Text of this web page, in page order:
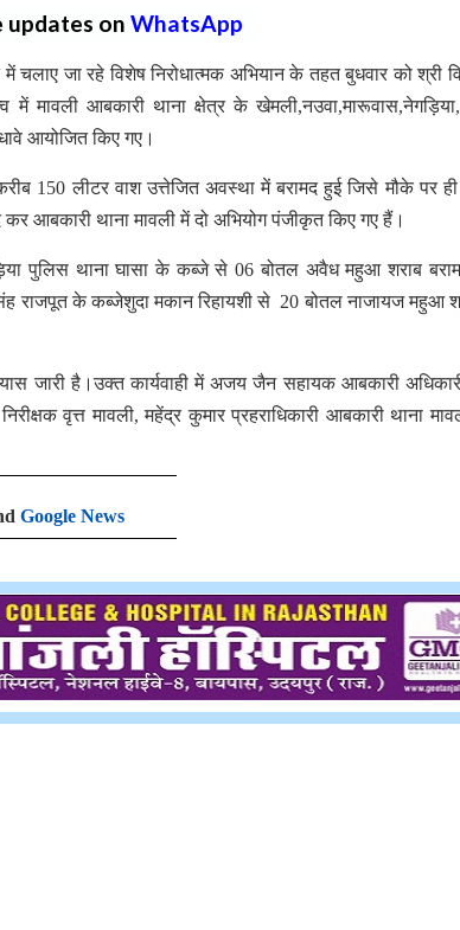
updates on WhatsApp
चलाए जा रहे विशेष निरोधात्मक अभियान के तहत बुधवार को श्री
मावली आबकारी थाना क्षेत्र के
आयोजित किए गए।
150 लीटर वाश उत्तेजित अवस्था में बरामद हुई जिसे मौके पर ही
आबकारी थाना मावली में दो अभियोग पंजीकृत किए गए हैं।
पुलिस थाना घासा के कब्जे से 06 बोतल अवैध महुआ शराब
राजपूत के कब्जेशुदा मकान रिहायशी से 20 बोतल नाजायज महुआ
जारी है।उक्त कार्यवाही में अजय जैन सहायक आबकारी
वृत्त मावली, महेंद्र कुमार प्रहराधिकारी आबकारी थाना
Google News